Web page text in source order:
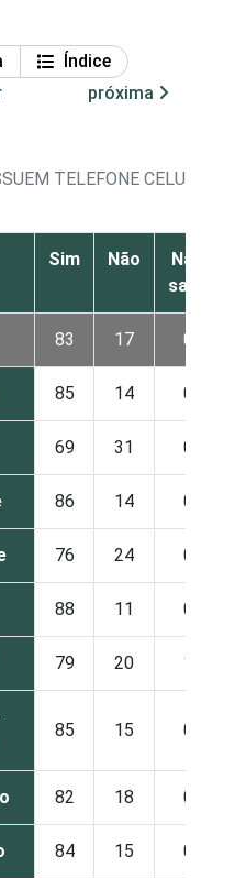
Índice
próxima
TELEFONE CELULAR
Sim Não
Não
sabe
83 17 0
85 14 0
69 31 0
86 14 0
76 24 0
88 11 0
79 20 1
85 15 0
82 18 0
84 15 0